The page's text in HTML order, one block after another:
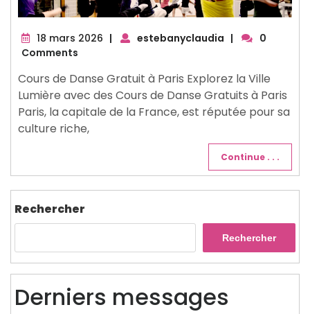
18 mars 2026 18| estebanyclaudia |
0
Comments
Cours de Danse Gratuit à Paris Explorez la Ville
Lumière avec des Cours de Danse Gratuits à Paris
Paris, la capitale de la France, est réputée pour sa
culture riche,
Continue . . .
Rechercher
Rechercher
Derniers messages